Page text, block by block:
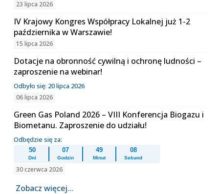
23 lipca 2026
IV Krajowy Kongres Współpracy Lokalnej już 1-2
października w Warszawie!
15 lipca 2026
Dotacje na obronność cywilną i ochronę ludności –
zaproszenie na webinar!
Odbyło się: 20 lipca 2026
06 lipca 2026
Green Gas Poland 2026 – VIII Konferencja Biogazu i
Biometanu. Zaproszenie do udziału!
Odbędzie się za:
50
Dni
07
Godzin
49
Minut
08
Sekund
30 czerwca 2026
Zobacz więcej...